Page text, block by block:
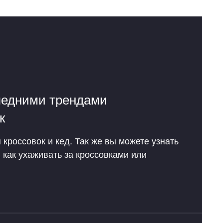
трендами
и кед. Так же вы можете узнать
ухаживать за кроссовками или